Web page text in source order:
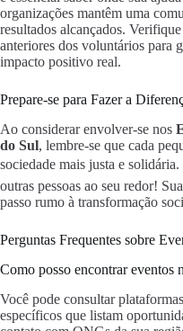
organizações mantêm uma
resultados alcançados.
anteriores dos voluntários para
impacto positivo real.
Prepare-se para Fazer a
Ao considerar envolver-se nos
do Sul, lembre-se que cada
sociedade mais justa e
outras pessoas ao seu redor!
passo rumo à transformação
Perguntas Frequentes sobre
Como posso encontrar eventos
Você pode consultar
específicos que listam